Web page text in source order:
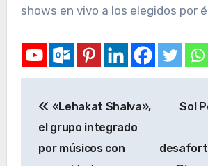
shows en vivo a los elegidos por
«Lehakat Shalva»,
el grupo integrado
por músicos con
Sol